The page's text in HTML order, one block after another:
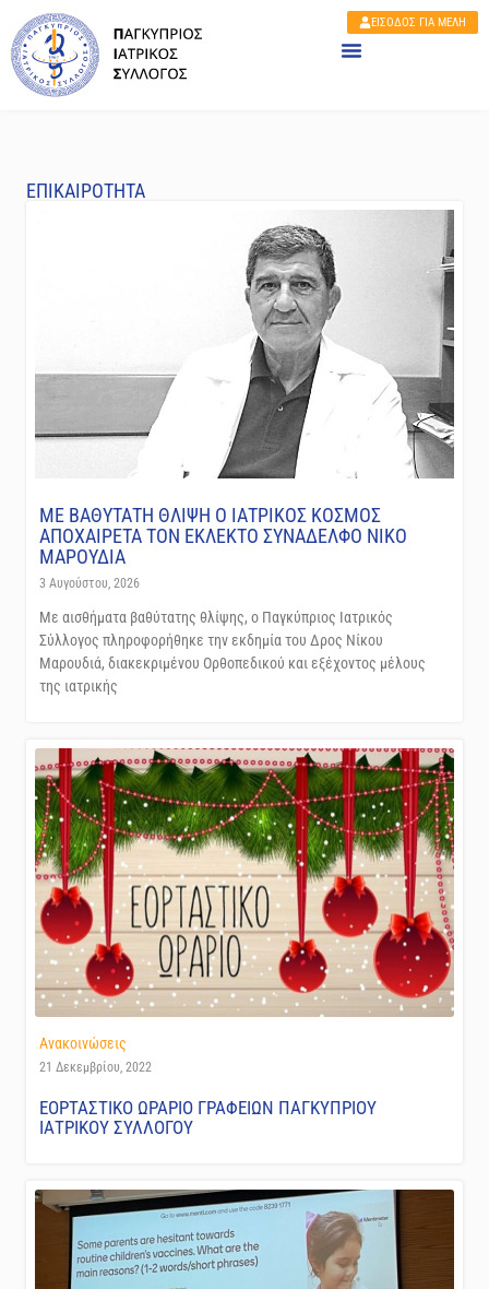
ΕΙΣΟΔΟΣ ΓΙΑ ΜΕΛΗ
ΕΠΙΚΑΙΡΟΤΗΤΑ
ΜΕ ΒΑΘΥΤΑΤΗ ΘΛΙΨΗ Ο ΙΑΤΡΙΚΟΣ ΚΟΣΜΟΣ
ΑΠΟΧΑΙΡΕΤΑ ΤΟΝ ΕΚΛΕΚΤΟ ΣΥΝΑΔΕΛΦΟ ΝΙΚΟ
ΜΑΡΟΥΔΙΑ
3 Αυγούστου, 2026
Με αισθήματα βαθύτατης θλίψης, ο Παγκύπριος Ιατρικός
Σύλλογος πληροφορήθηκε την εκδημία του Δρος Νίκου
Μαρουδιά, διακεκριμένου Ορθοπεδικού και εξέχοντος μέλους
της ιατρικής
Ανακοινώσεις
21 Δεκεμβρίου, 2022
ΕΟΡΤΑΣΤΙΚΟ ΩΡΑΡΙΟ ΓΡΑΦΕΙΩΝ ΠΑΓΚΥΠΡΙΟΥ
ΙΑΤΡΙΚΟΥ ΣΥΛΛΟΓΟΥ